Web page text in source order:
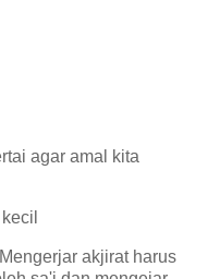
agar amal kita
akjirat harus